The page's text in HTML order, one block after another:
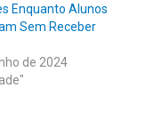
Enquanto Alunos
Sem Receber
de 2024